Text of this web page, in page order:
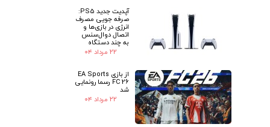
آپدیت جدید PS5:
صرفه جویی مصرف
انرژی در بازی‌ها و
اتصال دوال‌سنس
به چند دستگاه
۲۲ مرداد ۰۴
از بازی EA Sports
FC 26 رسما رونمایی
شد
۲۲ مرداد ۰۴